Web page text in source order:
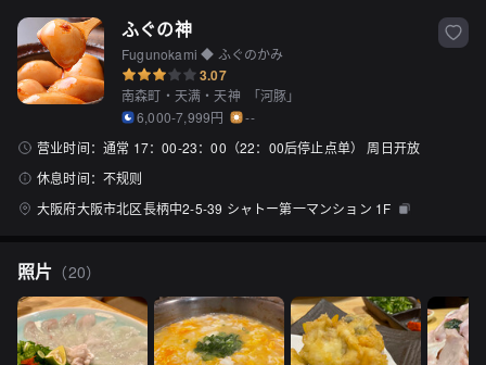
ふぐの神
Fugunokami ◆ ふぐのかみ
3.07
南森町・天满・天神 「河豚」
6,000-7,999円
--
营业时间： 通常 17：00-23：00（22：00后停止点单） 周日开放
休息时间： 不规则
大阪府大阪市北区長柄中2-5-39 シャトー第一マンション 1F
照片 （20）